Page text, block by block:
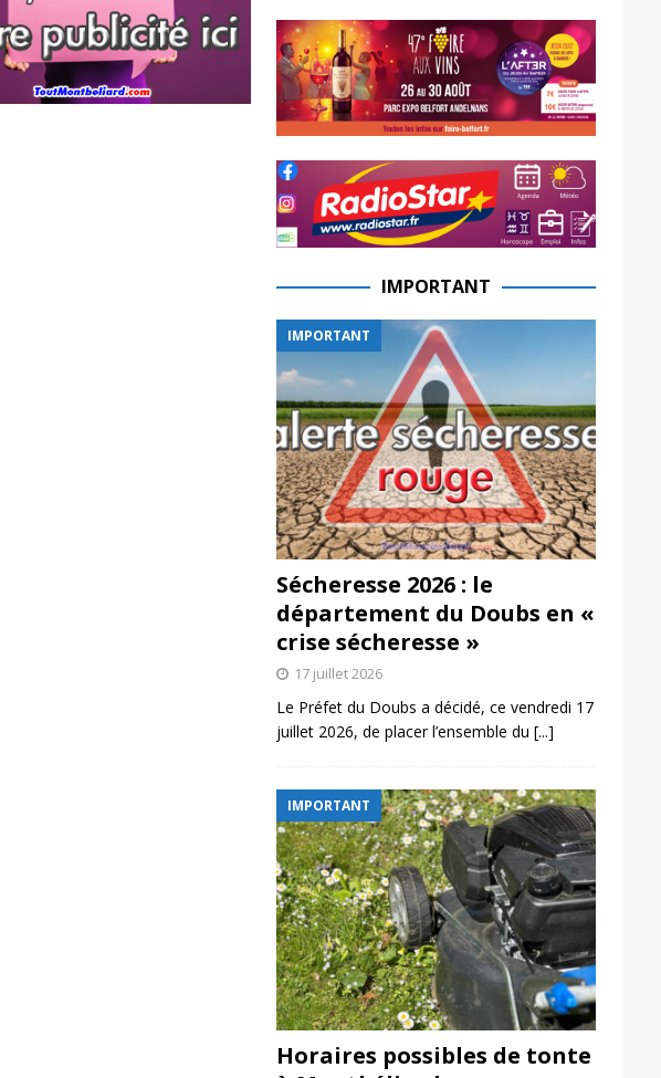
IMPORTANT
IMPORTANT
Sécheresse 2026 : le
département du Doubs en «
crise sécheresse »
17 juillet 2026
Le Préfet du Doubs a décidé, ce vendredi 17
juillet 2026, de placer l’ensemble du [...]
IMPORTANT
Horaires possibles de tonte